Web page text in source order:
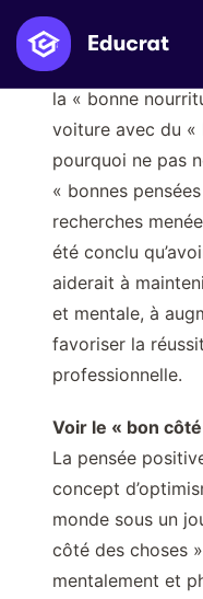
Vous nourrissez
la « bonne
voiture avec du «
pourquoi ne pas
« bonnes
recherches
été conclu
aiderait à
et mentale, à
favoriser la
professionnelle.
Voir le « bon
La pensée
concept
monde sous un
côté des choses
mentalement et